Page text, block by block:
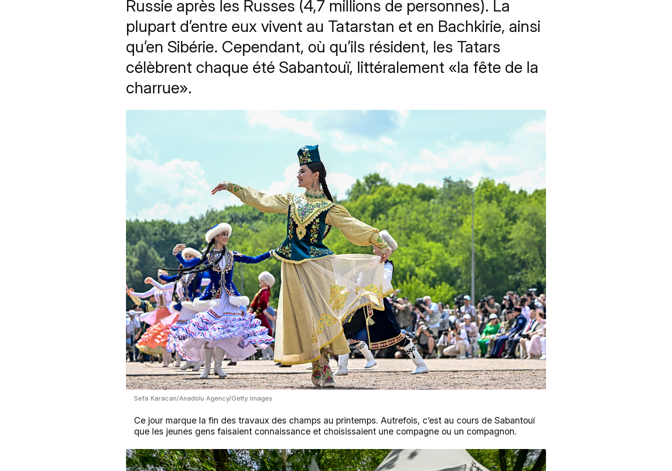
Russie après les Russes (4,7 millions de personnes). La
plupart d’entre eux vivent au Tatarstan et en Bachkirie, ainsi
qu’en Sibérie. Cependant, où qu’ils résident, les Tatars
célèbrent chaque été Sabantouï, littéralement «la fête de la
charrue».
Sefa Karacan/Anadolu Agency/Getty Images
Ce jour marque la fin des travaux des champs au printemps. Autrefois, c’est au cours de Sabantouï
que les jeunes gens faisaient connaissance et choisissaient une compagne ou un compagnon.